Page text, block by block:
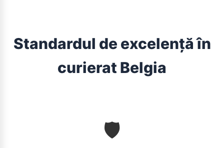
Standardul de excelență în
curierat Belgia
🛡️